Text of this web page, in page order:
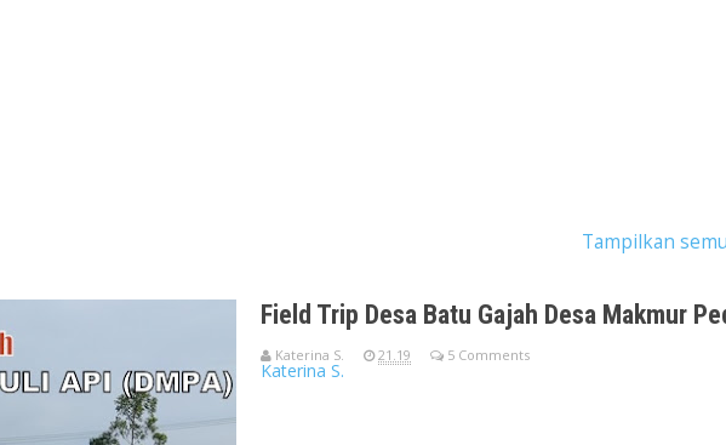
Tampilkan
Field Trip Desa Batu Gajah Desa Makmur
Katerina S. 21.19 5 Comments
Katerina S.